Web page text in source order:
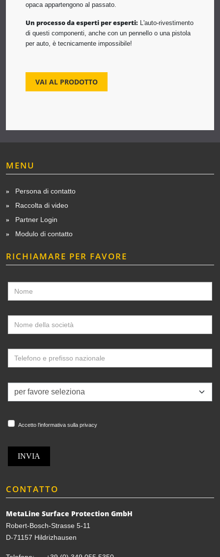
opaca appartengono al passato.
Un processo da esperti per esperti: L'auto-rivestimento
di questi componenti, anche con un pennello o una pistola
per auto, è tecnicamente impossibile!
VAI AL PRODOTTO
MENU
Persona di contatto
Raccolta di video
Partner Login
Modulo di contatto
RICHIAMARE PER FAVORE
Accetto l'informativa sulla privacy
INVIA
CONTATTO
MetaLine Surface Protection GmbH
Robert-Bosch-Strasse 5-11
D-71157 Hildrizhausen